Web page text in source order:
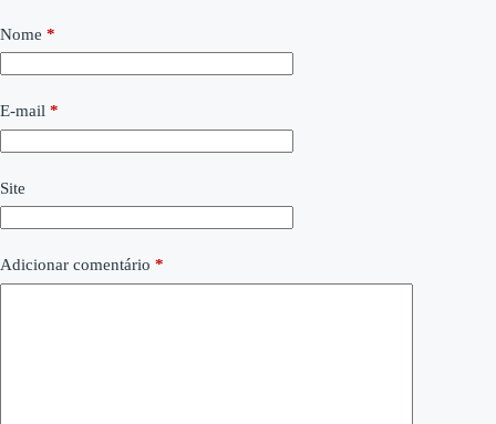
Nome *
E-mail *
Site
Adicionar comentário *